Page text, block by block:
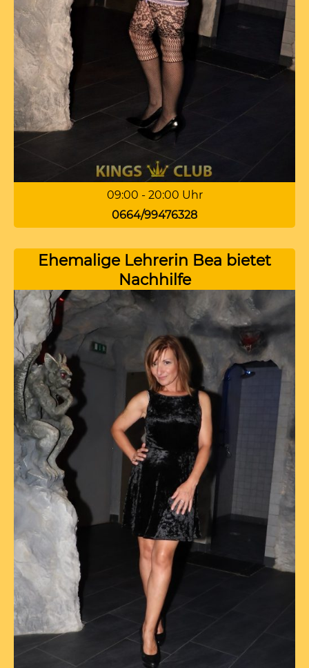
09:00 - 20:00 Uhr
0664/99476328
Ehemalige Lehrerin Bea bietet
Nachhilfe